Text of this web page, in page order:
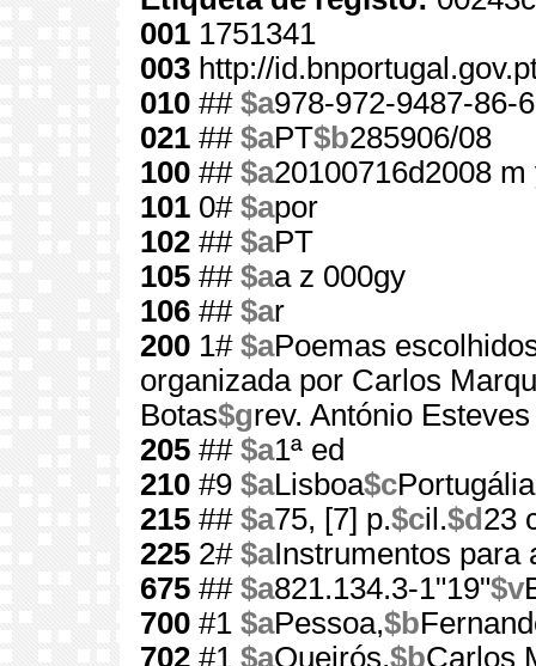
001 1751341
003 http://
010 ## $a978-972-9487-86-6
021 ## $aPT$b285906/08
100 ## $a20100716d2008
101 0# $apor
102 ## $aPT
105 ## $aa z 000gy
106 ## $ar
200 1# $aPoemas
organizada por Carlos
Botas$grev. António Esteves
205 ## $a1ª ed
210 #9 $aLisboa$c
215 ## $a75, [7] p.$cil.$d 23
225 2# $aInstrumentos para
675 ## $a821.134.3-1"19"$v
700 #1 $aPessoa,$b
702 #1 $aQueirós,$bCarlos